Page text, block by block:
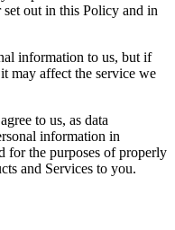
set out in this Policy and in
information to us, but if
may affect the service we
to us, as data
information in
for the purposes of properly
and Services to you.